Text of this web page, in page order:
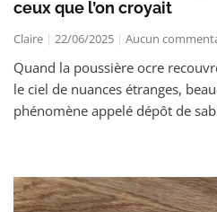
ceux que l’on croyait
Claire 22/06/2025 Aucun
Quand la poussière ocre
le ciel de nuances étranges,
phénomène appelé dépôt de